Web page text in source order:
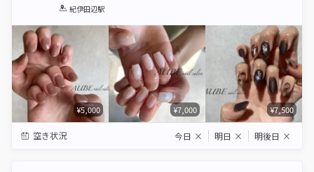
1 2 3 4 5
紀伊田辺駅
¥5,000 ¥7,000 ¥7,500
空き状況 今日 × 明日 × 明後日 ×